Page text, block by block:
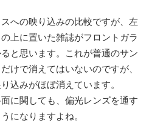
への映り込みの比較ですが、左
上に置いた雑誌がフロントガラ
と思います。これが普通のサン
けで消えてはいないのですが、
込みがほぼ消えています。
に関しても、偏光レンズを通す
になりますよね。